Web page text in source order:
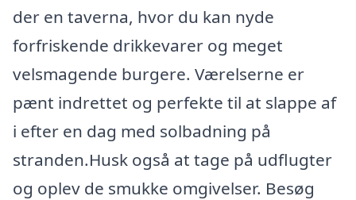
der en taverna, hvor du kan nyde
forfriskende drikkevarer og meget
velsmagende burgere. Værelserne er
pænt indrettet og perfekte til at slappe af
i efter en dag med solbadning på
stranden.Husk også at tage på udflugter
og oplev de smukke omgivelser. Besøg